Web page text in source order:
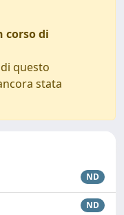
corso di
questo
stata
ND
ND